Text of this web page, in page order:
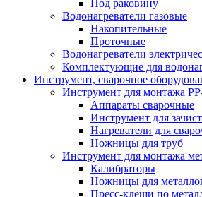
Под раковину
Водонагреватели газовые
Накопительные
Проточные
Водонагреватели
Комплектующие для
Инструмент, сварочное
Инструмент для монтажа
Аппараты сварочные
Инструмент для
Нагреватели для
Ножницы для труб
Инструмент для монтажа
Калибраторы
Ножницы для
Пресс-клещи по